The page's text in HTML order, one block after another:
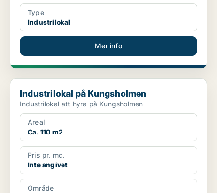
Type
Industrilokal
Mer info
Industrilokal på Kungsholmen
Industrilokal på Kungsholmen
Industrilokal att hyra på Kungsholmen
Areal
Ca. 110 m2
Pris pr. md.
Inte angivet
Område